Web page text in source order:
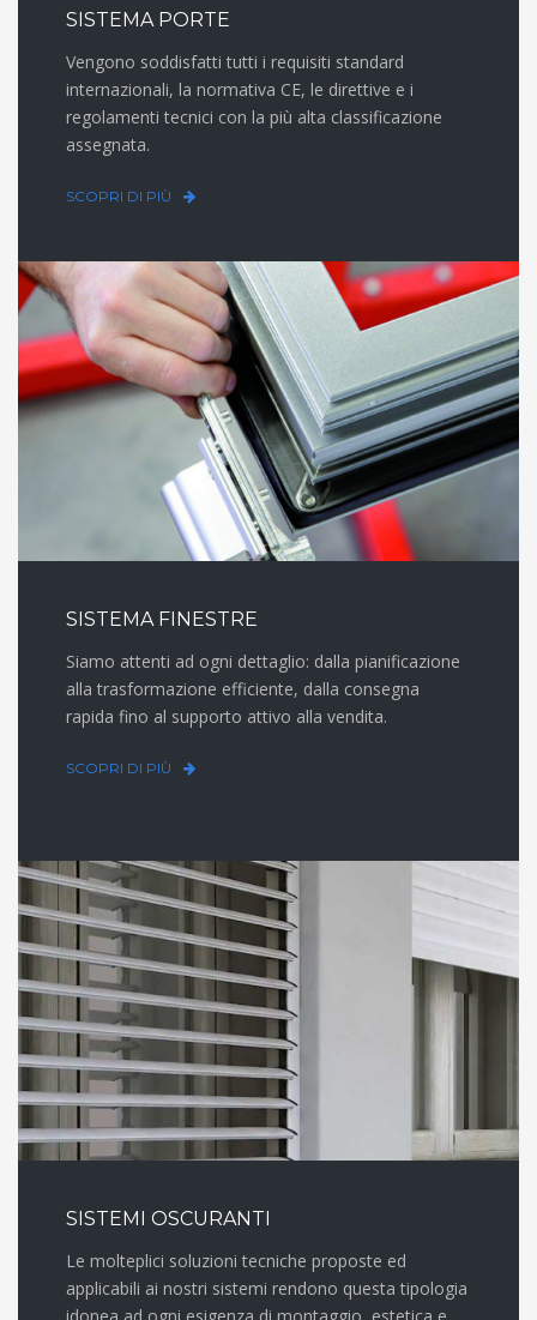
SISTEMA PORTE
Vengono soddisfatti tutti i requisiti standard
internazionali, la normativa CE, le direttive e i
regolamenti tecnici con la più alta classificazione
assegnata.
SCOPRI DI PIÙ
SISTEMA FINESTRE
Siamo attenti ad ogni dettaglio: dalla pianificazione
alla trasformazione efficiente, dalla consegna
rapida fino al supporto attivo alla vendita.
SCOPRI DI PIÙ
SISTEMI OSCURANTI
Le molteplici soluzioni tecniche proposte ed
applicabili ai nostri sistemi rendono questa tipologia
idonea ad ogni esigenza di montaggio, estetica e